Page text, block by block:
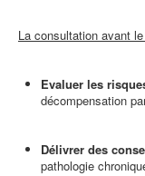
La consultation avant
Evaluer les
décompensation
Délivrer des
pathologie